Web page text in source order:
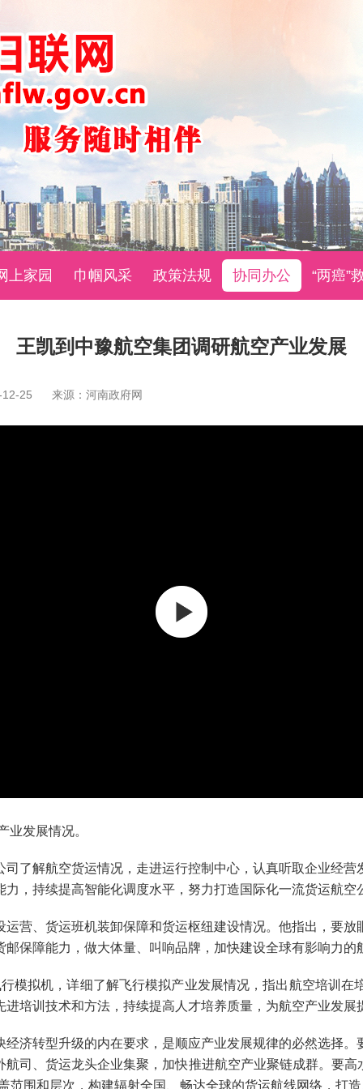
上家园 巾帼风采 政策法规 协同办公 “两癌”
王凯到中豫航空集团调研航空产业发展
25 来源：河南政府网
发展情况。
解航空货运情况，走进运行控制中心，认真听取企业经营
，持续提高智能化调度水平，努力打造国际化一流货运航空
、货运班机装卸保障和货运枢纽建设情况。他指出，要放
保障能力，做大体量、叫响品牌，加快建设全球有影响力的
拟机，详细了解飞行模拟产业发展情况，指出航空培训在
培训技术和方法，持续提高人才培养质量，为航空产业发展
转型升级的内在要求，是顺应产业发展规律的必然选择。
司、货运龙头企业集聚，加快推进航空产业聚链成群。要
范围和层次，构建辐射全国、畅达全球的货运航线网络，打